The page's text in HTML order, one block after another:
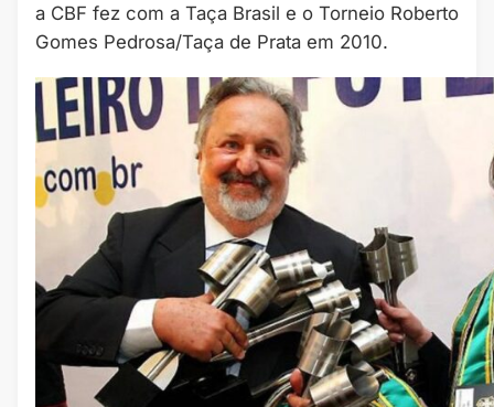
a CBF fez com a Taça Brasil e o Torneio Roberto
Gomes Pedrosa/Taça de Prata em 2010.